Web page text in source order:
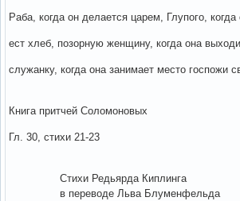
Раба, когда он делается царем, Глупого,
ест хлеб, позорную женщину, когда она
служанку, когда она занимает место госпожи
Книга притчей Соломоновых
Гл. 30, стихи 21-23
Стихи Редьярда Киплинга
в переводе Льва Блуменфельда